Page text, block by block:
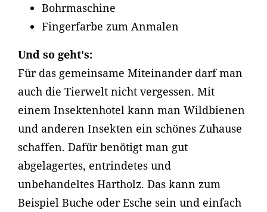
Bohrmaschine
Fingerfarbe zum Anmalen
Und so geht's:
Für das gemeinsame Miteinander darf man
auch die Tierwelt nicht vergessen. Mit
einem Insektenhotel kann man Wildbienen
und anderen Insekten ein schönes Zuhause
schaffen. Dafür benötigt man gut
abgelagertes, entrindetes und
unbehandeltes Hartholz. Das kann zum
Beispiel Buche oder Esche sein und einfach